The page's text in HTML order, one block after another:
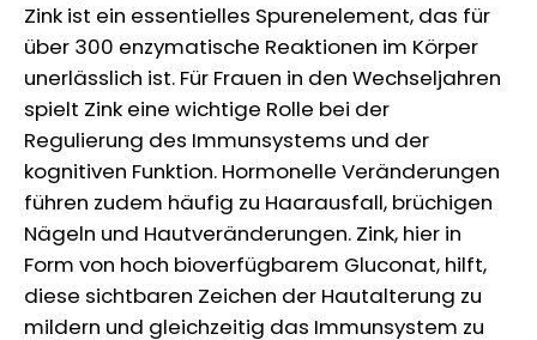
Zink ist ein essentielles Spurenelement, das für
über 300 enzymatische Reaktionen im Körper
unerlässlich ist. Für Frauen in den Wechseljahren
spielt Zink eine wichtige Rolle bei der
Regulierung des Immunsystems und der
kognitiven Funktion. Hormonelle Veränderungen
führen zudem häufig zu Haarausfall, brüchigen
Nägeln und Hautveränderungen. Zink, hier in
Form von hoch bioverfügbarem Gluconat, hilft,
diese sichtbaren Zeichen der Hautalterung zu
mildern und gleichzeitig das Immunsystem zu